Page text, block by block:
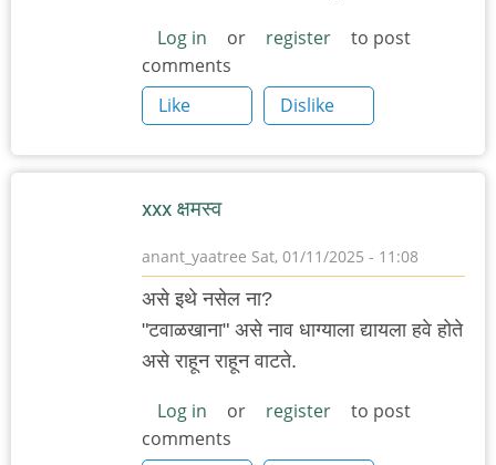
Log in or register
to post
comments
Like
Dislike
xxx क्षमस्व
anant_yaatree Sat, 01/11/2025 - 11:08
असे इथे नसेल ना?
"टवाळखाना" असे नाव धाग्याला द्यायला हवे होते
असे राहून राहून वाटते.
Log in or register
to post
comments